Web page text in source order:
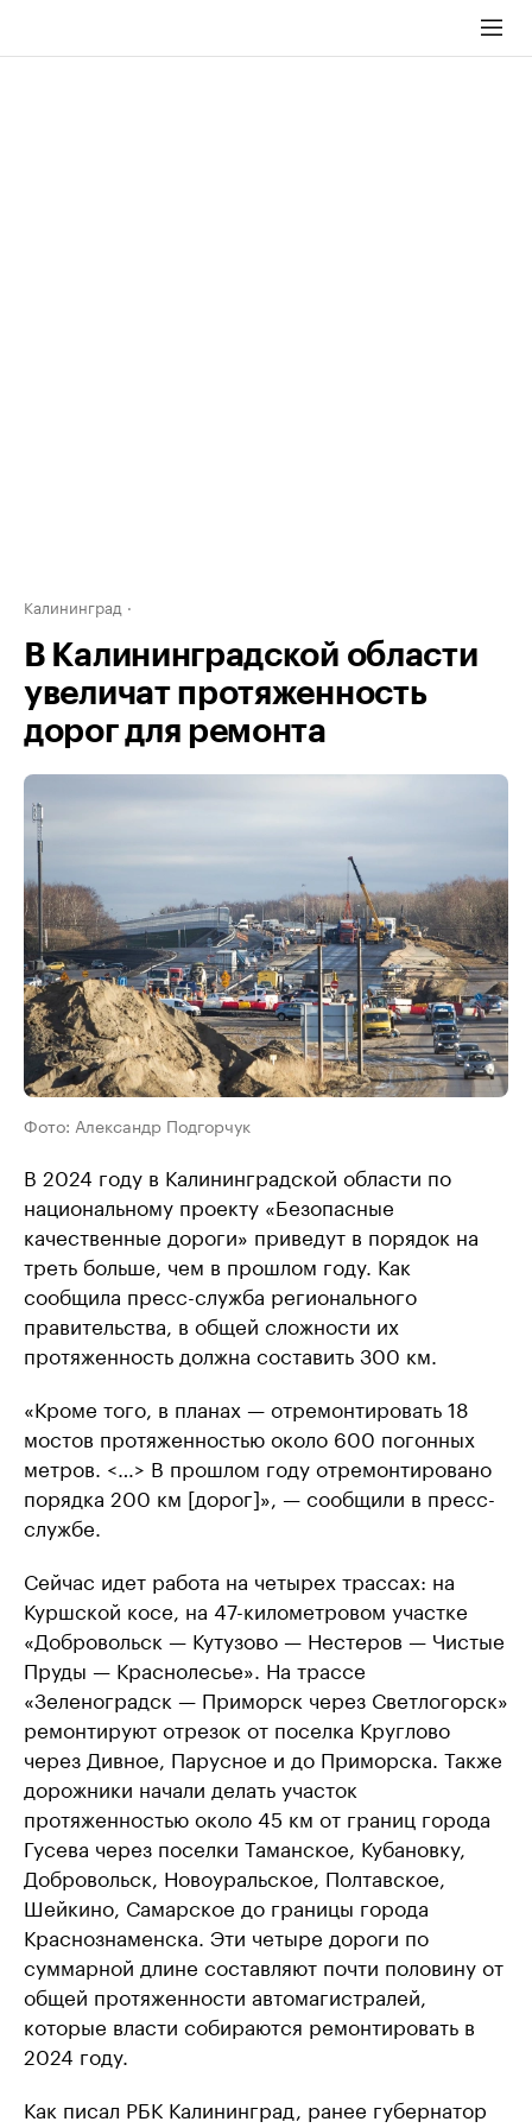
Калининград
В Калининградской области
увеличат протяженность
дорог для ремонта
Фото: Александр Подгорчук
В 2024 году в Калининградской области по
национальному проекту «Безопасные
качественные дороги» приведут в порядок на
треть больше, чем в прошлом году. Как
сообщила пресс-служба регионального
правительства, в общей сложности их
протяженность должна составить 300 км.
«Кроме того, в планах — отремонтировать 18
мостов протяженностью около 600 погонных
метров. <…> В прошлом году отремонтировано
порядка 200 км [дорог]», — сообщили в пресс-
службе.
Сейчас идет работа на четырех трассах: на
Куршской косе, на 47-километровом участке
«Добровольск — Кутузово — Нестеров — Чистые
Пруды — Краснолесье». На трассе
«Зеленоградск — Приморск через Светлогорск»
ремонтируют отрезок от поселка Круглово
через Дивное, Парусное и до Приморска. Также
дорожники начали делать участок
протяженностью около 45 км от границ города
Гусева через поселки Таманское, Кубановку,
Добровольск, Новоуральское, Полтавское,
Шейкино, Самарское до границы города
Краснознаменска. Эти четыре дороги по
суммарной длине составляют почти половину от
общей протяженности автомагистралей,
которые власти собираются ремонтировать в
2024 году.
Как писал РБК Калининград, ранее губернатор